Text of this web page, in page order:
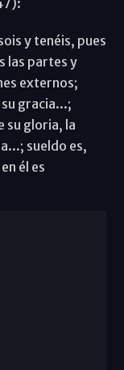
y tenéis, pues
las partes y
externos;
gracia...;
su gloria, la
sueldo es,
él es